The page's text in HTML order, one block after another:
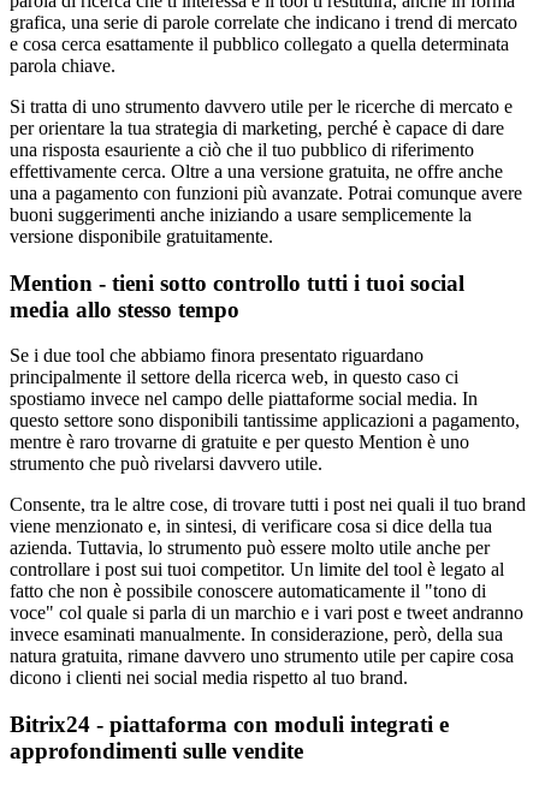
grafica, una serie di parole correlate che indicano i trend di mercato
e cosa cerca esattamente il pubblico collegato a quella determinata
parola chiave.
Si tratta di uno strumento davvero utile per le ricerche di mercato e
per orientare la tua strategia di marketing, perché è capace di dare
una risposta esauriente a ciò che il tuo pubblico di riferimento
effettivamente cerca. Oltre a una versione gratuita, ne offre anche
una a pagamento con funzioni più avanzate. Potrai comunque avere
buoni suggerimenti anche iniziando a usare semplicemente la
versione disponibile gratuitamente.
Mention - tieni sotto controllo tutti i tuoi social
media allo stesso tempo
Se i due tool che abbiamo finora presentato riguardano
principalmente il settore della ricerca web, in questo caso ci
spostiamo invece nel campo delle piattaforme social media. In
questo settore sono disponibili tantissime applicazioni a pagamento,
mentre è raro trovarne di gratuite e per questo Mention è uno
strumento che può rivelarsi davvero utile.
Consente, tra le altre cose, di trovare tutti i post nei quali il tuo brand
viene menzionato e, in sintesi, di verificare cosa si dice della tua
azienda. Tuttavia, lo strumento può essere molto utile anche per
controllare i post sui tuoi competitor. Un limite del tool è legato al
fatto che non è possibile conoscere automaticamente il "tono di
voce" col quale si parla di un marchio e i vari post e tweet andranno
invece esaminati manualmente. In considerazione, però, della sua
natura gratuita, rimane davvero uno strumento utile per capire cosa
dicono i clienti nei social media rispetto al tuo brand.
Bitrix24 - piattaforma con moduli integrati e
approfondimenti sulle vendite